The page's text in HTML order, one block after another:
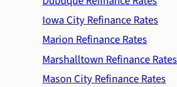
Iowa City Refinance Rates
Marion Refinance Rates
Marshalltown Refinance Rates
Mason City Refinance Rates